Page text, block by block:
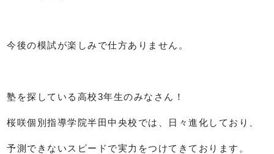
今後の模試が楽しみで仕方ありません。
塾を探している高校3年生のみなさん！
桜咲個別指導学院半田中央校では、日々進化しており、
予測できないスピードで実力をつけてきております。